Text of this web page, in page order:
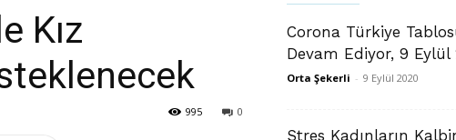
Kız
0
995
Corona Türkiye
Devam Ediyor, 9 Eylül
Orta Şekerli - 9 Eylül 2020
Stres Kadınların